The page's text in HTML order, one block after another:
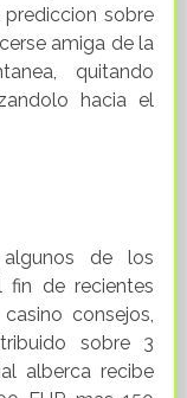
sobre
amiga de la
quitando
hacia el
de los
fin de recientes
consejos,
sobre 3
alberca recibe